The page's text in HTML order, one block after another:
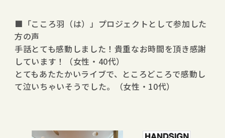
■「こころ羽（は）」プロジェクトとして参加した
方の声
手話とても感動しました！貴重なお時間を頂き感謝
しています！（女性・40代）
とてもあたたかいライブで、ところどころで感動し
て泣いちゃいそうでした。（女性・10代）